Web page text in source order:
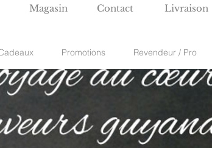
Magasin Contact
Livraison
Promotions Revendeur / Pro